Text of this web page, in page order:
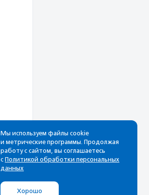
Рассылка
Cамые свежие новости,
Мы используем файлы cookie
и метрические программы. Продолжая
работу с сайтом, вы соглашаетесь
с Политикой обработки персональных
данных
Хорошо